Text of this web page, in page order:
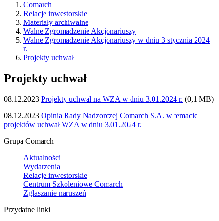
Comarch
Relacje inwestorskie
Materiały archiwalne
Walne Zgromadzenie Akcjonariuszy
Walne Zgromadzenie Akcjonariuszy w dniu 3 stycznia 2024
r.
Projekty uchwał
Projekty uchwał
08.12.2023 Projekty uchwał na WZA w dniu 3.01.2024 r. (0,1 MB)
08.12.2023 Opinia Rady Nadzorczej Comarch S.A. w temacie
projektów uchwał WZA w dniu 3.01.2024 r.
Grupa Comarch
Aktualności
Wydarzenia
Relacje inwestorskie
Centrum Szkoleniowe Comarch
Zgłaszanie naruszeń
Przydatne linki